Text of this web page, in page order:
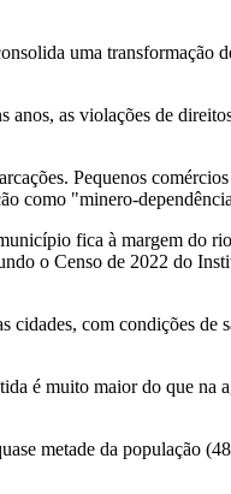
uma transformação
as violações de
Pequenos
como "minero-
fica à margem do
o Censo de 2022 do
com condições de
é muito maior do que na
metade da população